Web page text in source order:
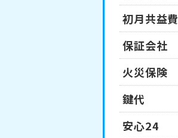
初月共益費
保証会社
火災保険
鍵代
安心24